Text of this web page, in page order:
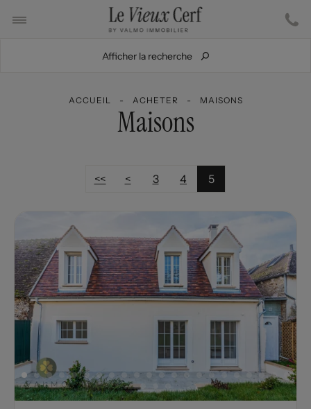
Afficher la recherche
ACCUEIL ACHETER MAISONS
Maisons
<< < 3 4 5